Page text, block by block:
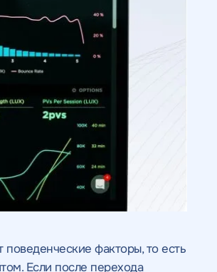
факторы, то есть
Если после перехода